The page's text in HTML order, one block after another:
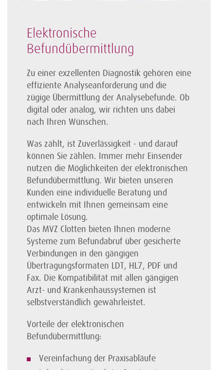
Elektronische
Befundübermittlung
Zu einer exzellenten Diagnostik gehören eine
effiziente Analyseanforderung und die
zügige Übermittlung der Analysebefunde. Ob
digital oder analog, wir richten uns dabei
nach Ihren Wünschen.
Was zählt, ist Zuverlässigkeit - und darauf
können Sie zählen. Immer mehr Einsender
nutzen die Möglichkeiten der elektronischen
Befundübermittlung. Wir bieten unseren
Kunden eine individuelle Beratung und
entwickeln mit Ihnen gemeinsam eine
optimale Lösung.
Das MVZ Clotten bieten Ihnen moderne
Systeme zum Befundabruf über gesicherte
Verbindungen in den gängigen
Übertragungsformaten LDT, HL7, PDF und
Fax. Die Kompatibilität mit allen gängigen
Arzt- und Krankenhaussystemen ist
selbstverständlich gewährleistet.
Vorteile der elektronischen
Befundübermittlung:
Vereinfachung der Praxisabläufe